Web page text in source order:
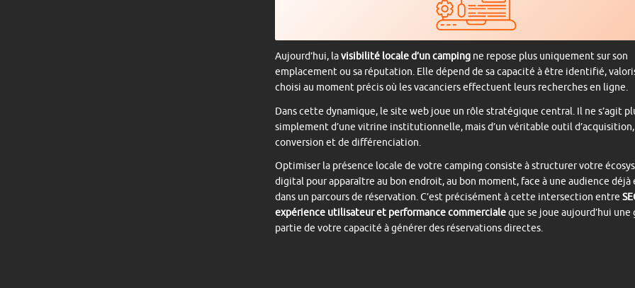
Aujourd’hui, lavisibilité locale d’un campingne repose plus uniquement sur son
emplacement ou sa réputation. Elle dépend de sa capacité à être identifié,
choisi au moment précis où les vacanciers effectuent leurs recherches en ligne.
Dans cette dynamique, le site web joue un rôle stratégique central. Il ne s’agit
simplement d’une vitrine institutionnelle, mais d’un véritable outil d’acquisition,
conversion et de différenciation.
Optimiser la présence locale de votre camping consiste à structurer votre
digital pour apparaître au bon endroit, au bon moment, face à une audience déjà
dans un parcours de réservation. C’est précisément à cette intersection entre
expérience utilisateur et performance commercialeque se joue aujourd’hui une
partie de votre capacité à générer des réservations directes.